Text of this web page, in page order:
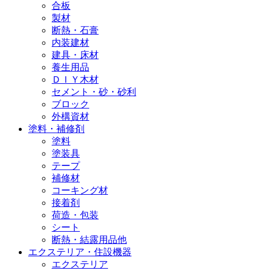
合板
製材
断熱・石膏
内装建材
建具・床材
養生用品
ＤＩＹ木材
セメント・砂・砂利
ブロック
外構資材
塗料・補修剤
塗料
塗装具
テープ
補修材
コーキング材
接着剤
荷造・包装
シート
断熱・結露用品他
エクステリア・住設機器
エクステリア